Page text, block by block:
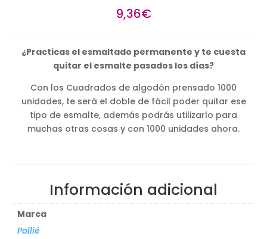
9,36€
¿Practicas el esmaltado permanente y te cuesta
quitar el esmalte pasados los días?
Con los Cuadrados de algodón prensado 1000
unidades, te será el doble de fácil poder quitar ese
tipo de esmalte, además podrás utilizarlo para
muchas otras cosas y con 1000 unidades ahora.
Información adicional
Marca
Pollié